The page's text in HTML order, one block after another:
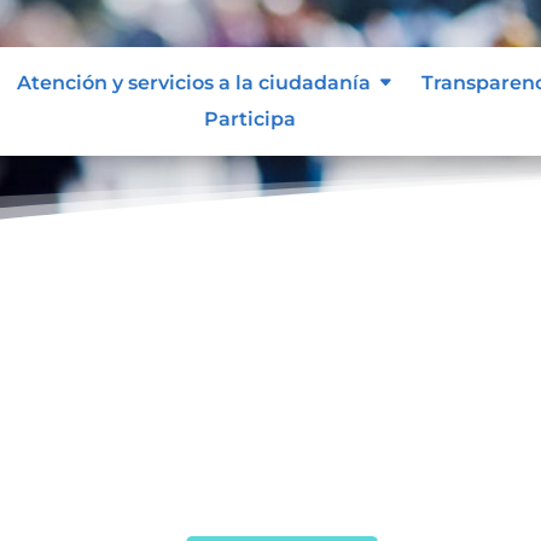
Atención y servicios a la ciudadanía
Participa